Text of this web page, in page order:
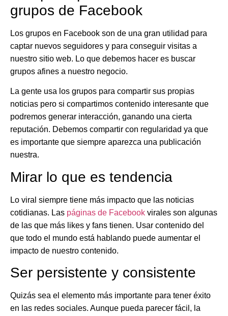
grupos de Facebook
Los grupos en Facebook son de una gran utilidad para
captar nuevos seguidores y para conseguir visitas a
nuestro sitio web. Lo que debemos hacer es buscar
grupos afines a nuestro negocio.
La gente usa los grupos para compartir sus propias
noticias pero si compartimos contenido interesante que
podremos generar interacción, ganando una cierta
reputación. Debemos compartir con regularidad ya que
es importante que siempre aparezca una publicación
nuestra.
Mirar lo que es tendencia
Lo viral siempre tiene más impacto que las noticias
cotidianas. Las páginas de Facebook virales son algunas
de las que más likes y fans tienen. Usar contenido del
que todo el mundo está hablando puede aumentar el
impacto de nuestro contenido.
Ser persistente y consistente
Quizás sea el elemento más importante para tener éxito
en las redes sociales. Aunque pueda parecer fácil, la